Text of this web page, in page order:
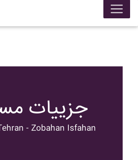
جزییات
- Zobahan Isfahan